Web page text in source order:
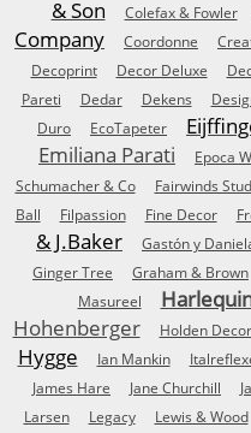
& Son
Colefax & Fowler
Company
Coordonne
Decoprint
Decor Deluxe
Pareti
Dedar Dekens
Duro
EcoTapeter
Emiliana Parati Epoca
Schumacher & Co
Fairwinds
Ball
Filpassion Fine Decor
& J.Baker
Gastón y
Ginger Tree
Graham & Brown
Masureel
Hohenberger Holden Decor
Hygge Ian Mankin
James Hare
Jane Churchill
Larsen
Legacy Lewis & Wood